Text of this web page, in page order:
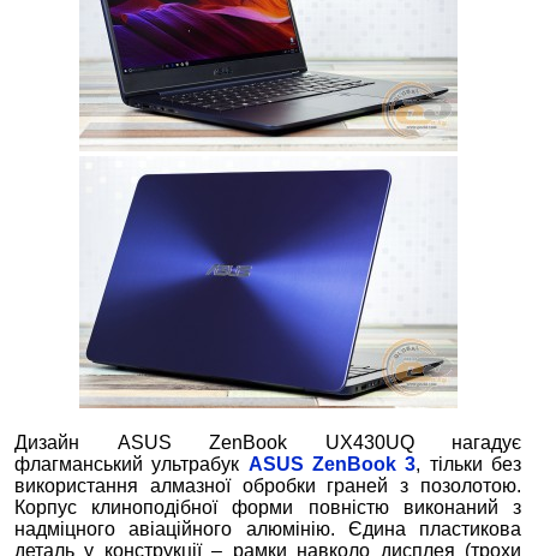
Дизайн ASUS ZenBook UX430UQ нагадує
флагманський ультрабук ASUS ZenBook 3, тільки без
використання алмазної обробки граней з позолотою.
Корпус клиноподібної форми повністю виконаний з
надміцного авіаційного алюмінію. Єдина пластикова
деталь у конструкції – рамки навколо дисплея (трохи